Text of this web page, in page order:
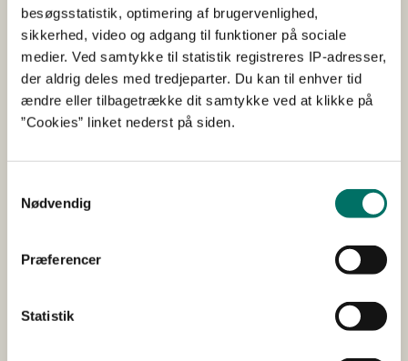
besøgsstatistik, optimering af brugervenlighed,
sikkerhed, video og adgang til funktioner på sociale
medier. Ved samtykke til statistik registreres IP-adresser,
der aldrig deles med tredjeparter. Du kan til enhver tid
ændre eller tilbagetrække dit samtykke ved at klikke på
”Cookies” linket nederst på siden.
Nødvendig
Præferencer
Statistik
Digitalisering og datadrevet innovation
Sensor Vand
Startår 2025
Forventet afsluttet 2027 Glostrup
Dette projekt har til formål at gøre det lettere for alle
renseanlæg at reducere deres udledning af lattergas
(N2O) gennem forbedrede styringsstrategier.
Ressourceudnyttelse af
storskrald ved robotsortering -
2017
Afsluttet 2020